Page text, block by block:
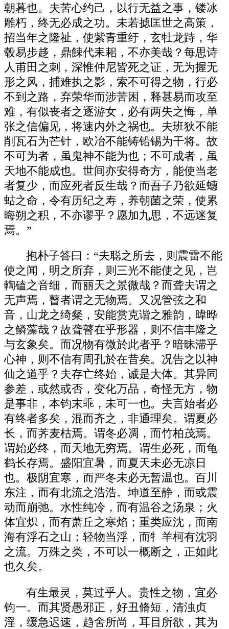
朝暮也。夫苦心约己，以行无益之事，镂冰
雕朽，终无必成之功。未若摅匡世之高策，
招当年之隆祉，使紫青重纡，玄牡龙跱，华
毂易步趍，鼎餗代耒耜，不亦美哉？每思诗
人甫田之刺，深惟仲尼皆死之证，无为握无
形之风，捕难执之影，索不可得之物，行必
不到之路，弃荣华而涉苦困，释甚易而攻至
难，有似丧者之逐游女，必有两失之悔，单
张之信偏见，将速内外之祸也。夫班狄不能
削瓦石为芒针，欧冶不能铸铅锡为干将。故
不可为者，虽鬼神不能为也；不可成者，虽
天地不能成也。世间亦安得奇方，能使当老
者复少，而应死者反生哉？而吾子乃欲延蟪
蛄之命，令有历纪之寿，养朝菌之荣，使累
晦朔之积，不亦谬乎？愿加九思，不远迷复
焉。”
抱朴子答曰：“夫聪之所去，则震雷不能
使之闻，明之所弃，则三光不能使之见，岂
輷磕之音细，而丽天之景微哉？而聋夫谓之
无声焉，瞽者谓之无物焉。又况管弦之和
音，山龙之绮粲，安能赏克谐之雅韵，暐晔
之鳞藻哉？故聋瞽在乎形器，则不信丰隆之
与玄象矣。而况物有微於此者乎？暗昧滞乎
心神，则不信有周孔於在昔矣。况告之以神
仙之道乎？夫存亡终始，诚是大体。其异同
参差，或然或否，变化万品，奇怪无方，物
是事非，本钧末乖，未可一也。夫言始者必
有终者多矣，混而齐之，非通理矣。谓夏必
长，而荠麦枯焉。谓冬必凋，而竹柏茂焉。
谓始必终，而天地无穷焉。谓生必死，而龟
鹤长存焉。盛阳宜暑，而夏天未必无凉日
也。极阴宜寒，而严冬未必无暂温也。百川
东注，而有北流之浩浩。坤道至静，而或震
动而崩弛。水性纯冷，而有温谷之汤泉；火
体宜炽，而有萧丘之寒焰；重类应沈，而南
海有浮石之山；轻物当浮，而牜羊柯有沈羽
之流。万殊之类，不可以一概断之，正如此
也久矣。
有生最灵，莫过乎人。贵性之物，宜必
钧一。而其贤愚邪正，好丑脩短，清浊贞
淫，缓急迟速，趋舍所尚，耳目所欲，其为